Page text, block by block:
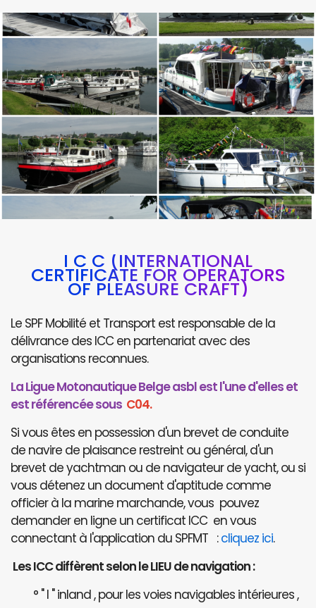
I C C (INTERNATIONAL
CERTIFICATE FOR OPERATORS
OF PLEASURE CRAFT)
Le SPF Mobilité et Transport est responsable de la
délivrance des ICC en partenariat avec des
organisations reconnues.
La Ligue Motonautique Belge asbl est l'une d'elles et
est référencée sous C04.
Si vous êtes en possession d'un brevet de conduite
de navire de plaisance restreint ou général, d'un
brevet de yachtman ou de navigateur de yacht, ou si
vous détenez un document d'aptitude comme
officier à la marine marchande, vous pouvez
demander en ligne un certificat ICC en vous
connectant à l'application du SPFMT :cliquez ici.
Les ICC diffèrent selon le LIEU de navigation :
° " I " inland , pour les voies navigables intérieures ,